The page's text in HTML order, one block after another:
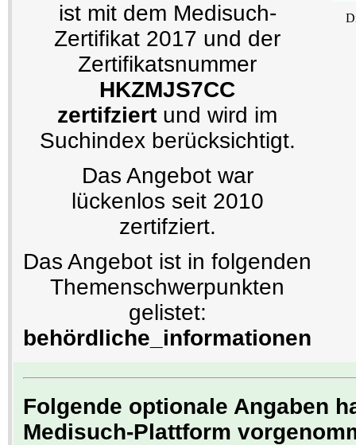
ist mit dem Medisuch-
Zertifikat 2017 und der
Zertifikatsnummer
HKZMJS7CC
zertifziert und wird im
Suchindex berücksichtigt.
Das Angebot war
lückenlos seit 2010
zertifziert.
Das Angebot ist in folgenden
Themenschwerpunkten
gelistet:
behördliche_informationen
Folgende optionale Angaben
Medisuch-Plattform